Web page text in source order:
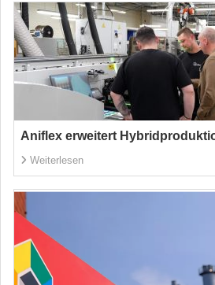
Aniflex erweitert
Weiterlesen